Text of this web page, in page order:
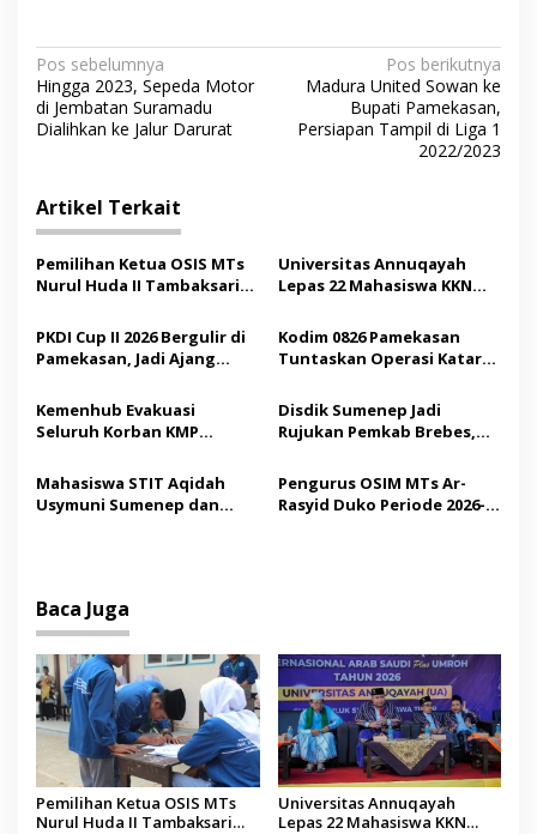
N
a
v
g
a
s
i
p
o
s
Pos sebelumnya
Hingga 2023, Sepeda Motor
di Jembatan Suramadu
Dialihkan ke Jalur Darurat
Pos berikutnya
Madura United Sowan ke
Bupati Pamekasan,
Persiapan Tampil di Liga 1
2022/2023
Artikel Terkait
Pemilihan Ketua OSIS MTs
Nurul Huda II Tambaksari
Demokrasi bagi Siswa
Universitas Annuqayah
Lepas 22 Mahasiswa KKN
Saudi
PKDI Cup II 2026 Bergulir di
Pamekasan, Jadi Ajang
Madura
Kodim 0826 Pamekasan
Tuntaskan Operasi Katarak
Tindakan Medis
Kemenhub Evakuasi
Seluruh Korban KMP
Operator Diaudit
Disdik Sumenep Jadi
Rujukan Pemkab Brebes,
Pendidikan Berbasis
Budaya
Mahasiswa STIT Aqidah
Usymuni Sumenep dan
Pengurus OSIM MTs Ar-
Rasyid Duko Periode 2026-
Baca Juga
Pemilihan Ketua OSIS MTs
Nurul Huda II Tambaksari
Universitas Annuqayah
Lepas 22 Mahasiswa KKN